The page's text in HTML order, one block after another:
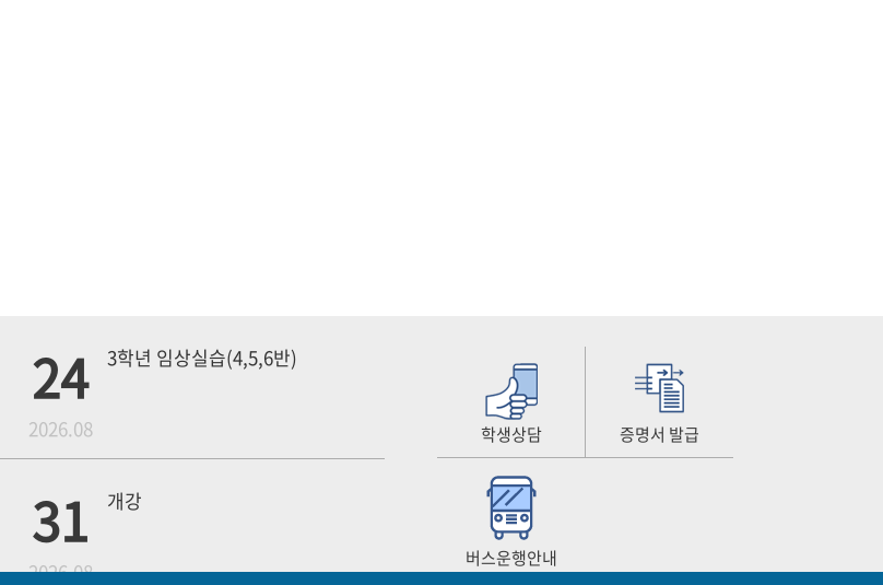
24
2026.08
3학년 임상실습(4,5,6반)
31
2026.08
개강
학생상담 증명서 발급
버스운행안내